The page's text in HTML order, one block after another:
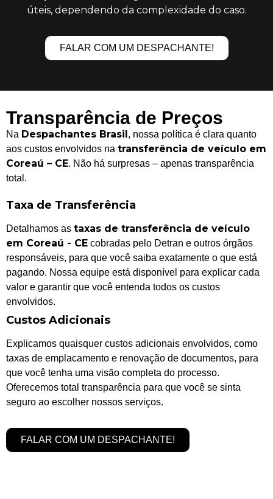
úteis, dependendo da complexidade do caso.
FALAR COM UM DESPACHANTE!
Transparência de Preços
Na Despachantes Brasil, nossa política é clara quanto
aos custos envolvidos na transferência de veículo em
Coreaú – CE. Não há surpresas – apenas transparência
total.
Taxa de Transferência
Detalhamos as taxas de transferência de veículo
em Coreaú - CE cobradas pelo Detran e outros órgãos
responsáveis, para que você saiba exatamente o que está
pagando. Nossa equipe está disponível para explicar cada
valor e garantir que você entenda todos os custos
envolvidos.
Custos Adicionais
Explicamos quaisquer custos adicionais envolvidos, como
taxas de emplacamento e renovação de documentos, para
que você tenha uma visão completa do processo.
Oferecemos total transparência para que você se sinta
seguro ao escolher nossos serviços.
FALAR COM UM DESPACHANTE!